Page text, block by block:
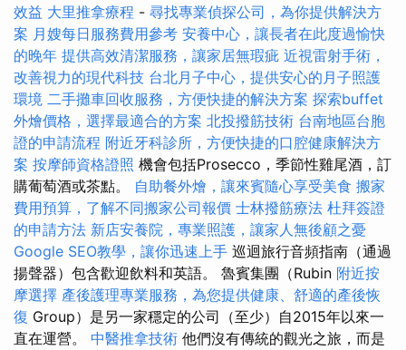
效益 大里推拿療程 - 尋找專業偵探公司，為你提供解決方
案 月嫂每日服務費用參考 安養中心，讓長者在此度過愉快
的晚年 提供高效清潔服務，讓家居無瑕疵 近視雷射手術，
改善視力的現代科技 台北月子中心，提供安心的月子照護
環境 二手攤車回收服務，方便快捷的解決方案 探索buffet
外燴價格，選擇最適合的方案 北投撥筋技術 台南地區台胞
證的申請流程 附近牙科診所，方便快捷的口腔健康解決方
案 按摩師資格證照 機會包括Prosecco，季節性雞尾酒，訂
購葡萄酒或茶點。 自助餐外燴，讓來賓隨心享受美食 搬家
費用預算，了解不同搬家公司報價 士林撥筋療法 杜拜簽證
的申請方法 新店安養院，專業照護，讓家人無後顧之憂
Google SEO教學，讓你迅速上手 巡迴旅行音頻指南（通過
揚聲器）包含歡迎飲料和英語。 魯賓集團（Rubin 附近按
摩選擇 產後護理專業服務，為您提供健康、舒適的產後恢
復 Group）是另一家穩定的公司（至少）自2015年以來一
直在運營。 中醫推拿技術 他們沒有傳統的觀光之旅，而是